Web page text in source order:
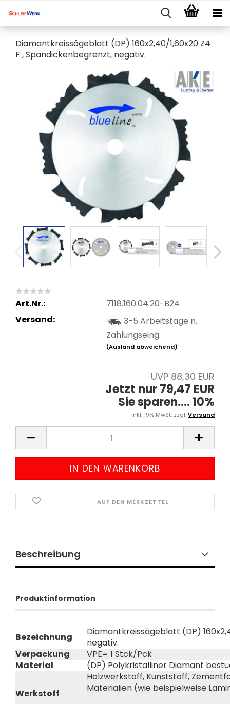
Diamantkreissägeblatt (DP) 160x2,40/1,60x20 Z4
F , Spandickenbegrenzt, negativ.
Art.Nr.:
7118.160.04.20-B24
Versand:
3-5 Arbeitstage n.
Zahlungseing.
(Ausland abweichend)
UVP 88,30 EUR
Jetzt nur 79,47 EUR
Sie sparen.... 10%
inkl. 19% MwSt. zzgl.Versand
AUF DEN MERKZETTEL
Beschreibung
Produktinformation
Bezeichnung
Diamantkreissägeblatt (DP)
negativ.
Verpackung
VPE= 1 Stck/Pck
Material
(DP) Polykristalliner Diamant
Werkstoff
Holzwerkstoff, Kunststoff,
Materialien (wie beispielweise